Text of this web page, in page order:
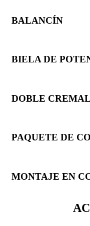
BALANCÍN
BIELA DE
DOBLE
PAQUETE DE
MONTAJE EN